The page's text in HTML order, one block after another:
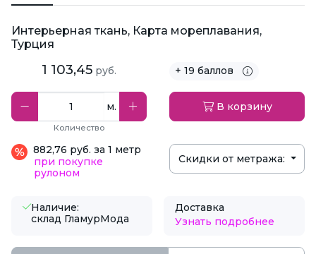
Интерьерная ткань, Карта мореплавания,
Турция
1 103,45 руб. + 19 баллов
м.
Количество
В корзину
882,76 руб. за 1 метр
при покупке
рулоном
Скидки от метража:
Наличие:
склад ГламурМода
Доставка
Узнать подробнее